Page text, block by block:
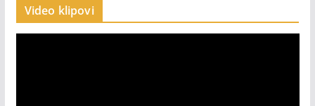
Video klipovi